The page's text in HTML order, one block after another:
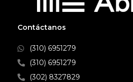
Contáctanos
(310) 6951279
(310) 6951279
(302) 8327829